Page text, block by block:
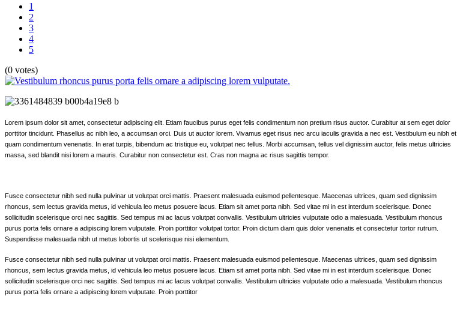
1
2
3
4
5
(0 votes)
Lorem ipsum dolor sit amet, consectetur adipiscing elit. Etiam faucibus purus eget felis condimentum non pretium risus auctor. Curabitur at sem eget dolor
porttitor tincidunt. Phasellus ac nibh leo, a accumsan orci. Duis ut auctor lorem. Vivamus eget risus nec arcu iaculis gravida a nec est. Vestibulum eu nibh et
quam condimentum venenatis. In erat turpis, bibendum ac tristique eu, volutpat nec tellus. Morbi accumsan, tellus vel dignissim auctor, felis metus ultricies
massa, sed blandit nisi lorem a mauris. Curabitur non consectetur est. Cras non magna ac risus sagittis tempor.
Fusce consectetur nibh sed nulla pulvinar ut volutpat orci mattis. Praesent malesuada euismod pellentesque. Maecenas ultrices, quam sed dignissim
rhoncus, sem lectus gravida metus, id vehicula leo metus posuere lacus. Etiam sit amet porta nibh. Sed vitae mi in est interdum scelerisque. Donec
sollicitudin scelerisque orci nec sagittis. Sed tempus mi ac lacus volutpat convallis. Vestibulum ultricies vulputate odio a malesuada. Vestibulum rhoncus
purus porta felis ornare a adipiscing lorem vulputate. Proin porttitor volutpat tortor. Proin dictum diam quis dolor venenatis et consectetur tortor rutrum.
Suspendisse malesuada nibh ut metus lobortis ut scelerisque nisi elementum.
Fusce consectetur nibh sed nulla pulvinar ut volutpat orci mattis. Praesent malesuada euismod pellentesque. Maecenas ultrices, quam sed dignissim
rhoncus, sem lectus gravida metus, id vehicula leo metus posuere lacus. Etiam sit amet porta nibh. Sed vitae mi in est interdum scelerisque. Donec
sollicitudin scelerisque orci nec sagittis. Sed tempus mi ac lacus volutpat convallis. Vestibulum ultricies vulputate odio a malesuada. Vestibulum rhoncus
purus porta felis ornare a adipiscing lorem vulputate. Proin porttitor